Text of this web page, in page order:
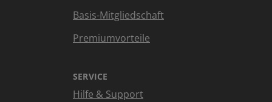
Basis-Mitgliedschaft
Premiumvorteile
SERVICE
Hilfe & Support